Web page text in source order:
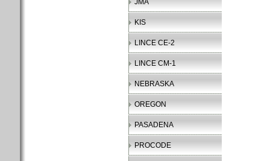
JMA
KIS
LINCE CE-2
LINCE CM-1
NEBRASKA
OREGON
PASADENA
PROCODE